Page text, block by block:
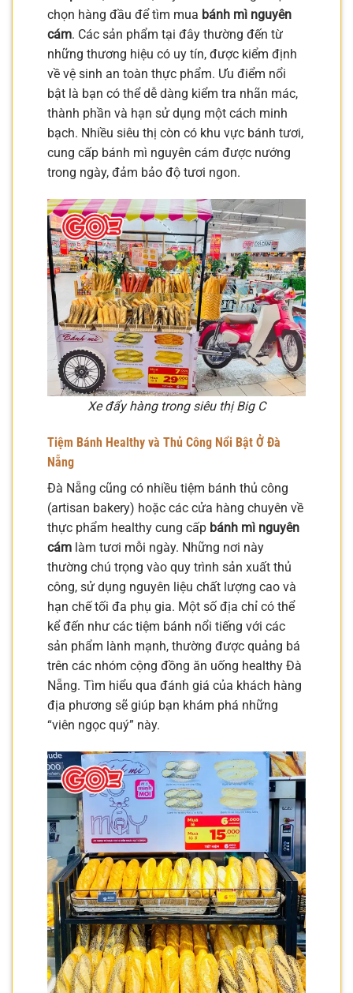
chọn hàng đầu để tìm mua bánh mì nguyên
cám. Các sản phẩm tại đây thường đến từ
những thương hiệu có uy tín, được kiểm định
về vệ sinh an toàn thực phẩm. Ưu điểm nổi
bật là bạn có thể dễ dàng kiểm tra nhãn mác,
thành phần và hạn sử dụng một cách minh
bạch. Nhiều siêu thị còn có khu vực bánh tươi,
cung cấp bánh mì nguyên cám được nướng
trong ngày, đảm bảo độ tươi ngon.
Xe đẩy hàng trong siêu thị Big C
Tiệm Bánh Healthy và Thủ Công Nổi Bật Ở Đà
Nẵng
Đà Nẵng cũng có nhiều tiệm bánh thủ công
(artisan bakery) hoặc các cửa hàng chuyên về
thực phẩm healthy cung cấp bánh mì nguyên
cám làm tươi mỗi ngày. Những nơi này
thường chú trọng vào quy trình sản xuất thủ
công, sử dụng nguyên liệu chất lượng cao và
hạn chế tối đa phụ gia. Một số địa chỉ có thể
kể đến như các tiệm bánh nổi tiếng với các
sản phẩm lành mạnh, thường được quảng bá
trên các nhóm cộng đồng ăn uống healthy Đà
Nẵng. Tìm hiểu qua đánh giá của khách hàng
địa phương sẽ giúp bạn khám phá những
“viên ngọc quý” này.